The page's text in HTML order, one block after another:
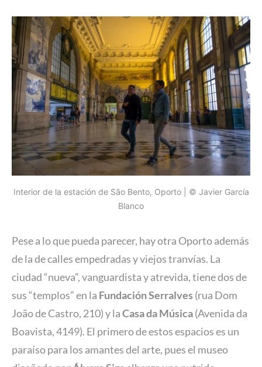
Interior de la estación de São Bento, Oporto | © Javier García
Blanco
Pese a lo que pueda parecer, hay otra Oporto además
de la de calles empedradas y viejos tranvías. La
ciudad “nueva”, vanguardista y atrevida, tiene dos de
sus “templos” en la Fundación Serralves (rua Dom
João de Castro, 210) y laCasa da Música(Avenida da
Boavista, 4149). El primero de estos espacios es un
paraíso para los amantes del arte, pues el museo